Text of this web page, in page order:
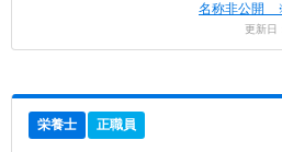
名称非公開
更新
栄養士 正職員